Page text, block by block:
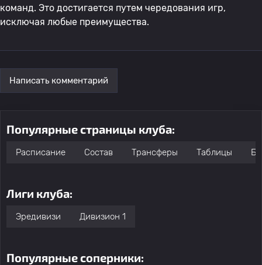
команд. Это достигается путем чередования игр,
исключая любые преимущества.
Написать комментарий
Популярные страницы клуба:
Расписание Состав Трансферы Таблицы
Лиги клуба:
Эредивизи Дивизион 1
Популярные соперники: